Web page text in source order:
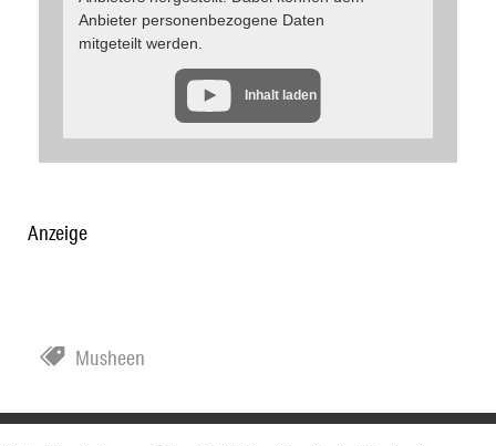
Anbieter personenbezogene Daten
mitgeteilt werden.
Inhalt laden
Anzeige
Musheen